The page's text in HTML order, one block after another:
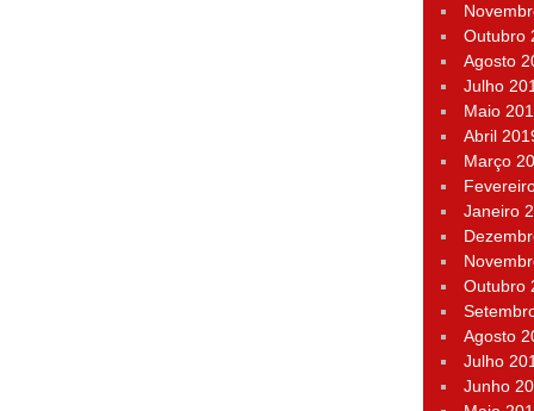
Outubro
Agosto
Julho
Maio
Abril
Março
Janeiro
Outubro
Agosto
Julho
Junho